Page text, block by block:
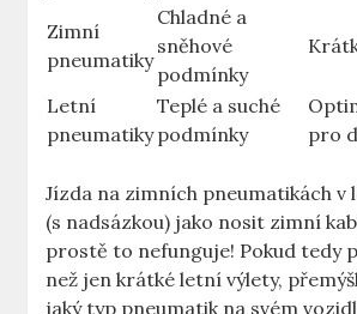
Zimní
pneumatiky
Chladné a
sněhové
podmínky
Letní
pneumatiky
Teplé a suché
podmínky
pro
Jízda na zimních pneumatikách v
(s nadsázkou) jako nosit zimní
prostě to nefunguje! Pokud tedy
než jen krátké letní výlety,
jaký typ pneumatik na svém